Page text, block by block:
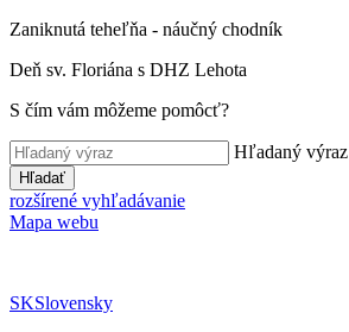
Zaniknutá teheľňa - náučný chodník
Deň sv. Floriána s DHZ Lehota
S čím vám môžeme pomôcť?
Hľadaný výraz
Hľadať
rozšírené vyhľadávanie
Mapa webu
SKSlovensky